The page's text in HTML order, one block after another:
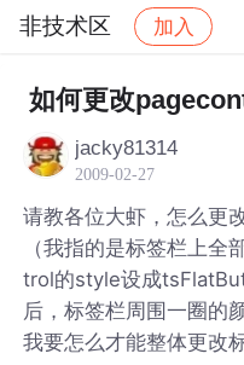
非技术区 加入
社区 非技术区
如何更改
jacky81314
2009-02-27
请教各位大虾，怎么更
（我指的是标签栏上
trol的style设成
后，标签栏周围一圈的
我要怎么才能整体更改